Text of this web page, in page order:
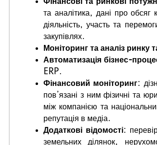
та аналітика, дані про обсяг
діяльність, участь та
закупівлях.
Моніторинг та аналіз
Автоматизація бізнес-
ERP.
Фінансовий моніторинг:
пов’язані з ним фізичні та
між компанією та
репутація в медіа.
Додаткові відомості:
земельних ділянок,